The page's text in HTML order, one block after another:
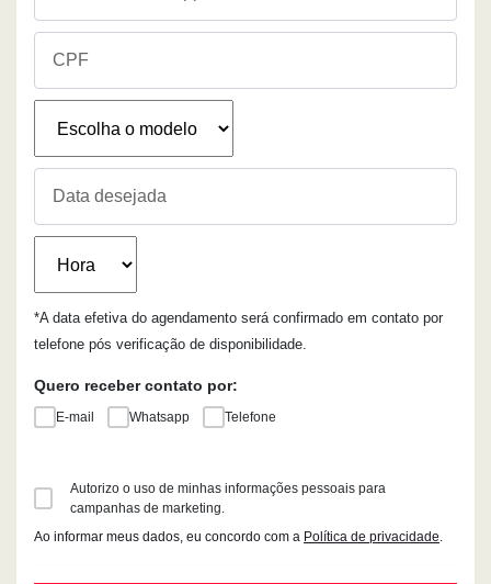
*A data efetiva do agendamento será confirmado em contato por
telefone pós verificação de disponibilidade.
Quero receber contato por:
E-mail Whatsapp Telefone
Autorizo o uso de minhas informações pessoais para
campanhas de marketing.
Ao informar meus dados, eu concordo com a Política de privacidade.